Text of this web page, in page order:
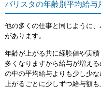
バリスタの年齢別平均給与
他の多くの仕事と同じように
があります。
年齢が上がる共に経験値や実
多くなりますから給与が増え
の中の平均給与よりも少し少
上がるごとに少しずつ給与額も